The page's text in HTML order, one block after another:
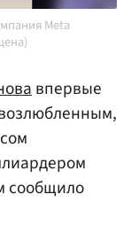
Meta
впервые
сообщило